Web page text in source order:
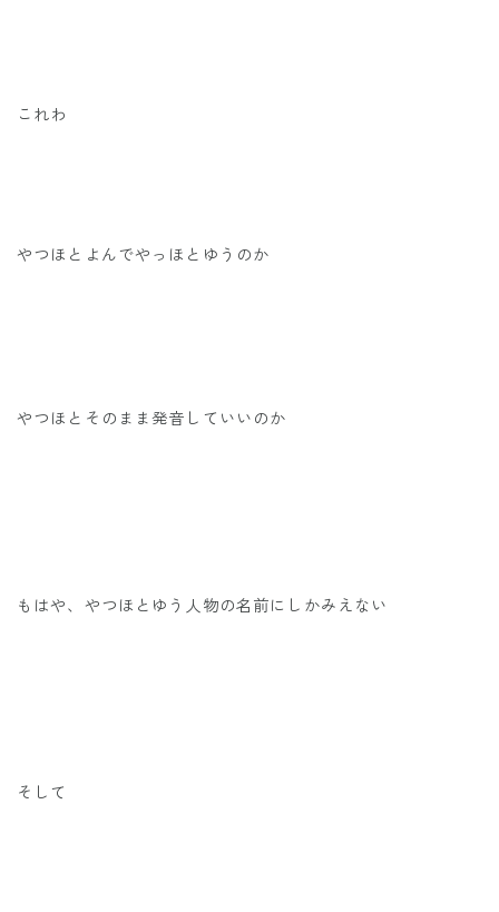
これわ
やつほとよんでやっほとゆうのか
やつほとそのまま発音していいのか
もはや、やつほとゆう人物の名前にしかみえない
そして